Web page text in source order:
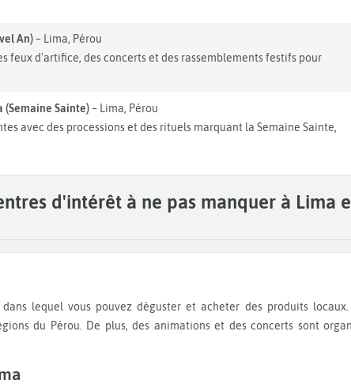
An)– Lima, Pérou
feux d'artifice, des concerts et des rassemblements festifs pour
(Semaine Sainte)– Lima, Pérou
avec des processions et des rituels marquant la Semaine Sainte,
d'intérêt à ne pas manquer à Lima
du Pérou. De plus, des animations et des concerts sont